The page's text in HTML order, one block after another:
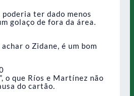
poderia ter dado menos
golaço de fora da área.
o Zidane, é um bom
o que Ríos e Martínez não
do cartão.